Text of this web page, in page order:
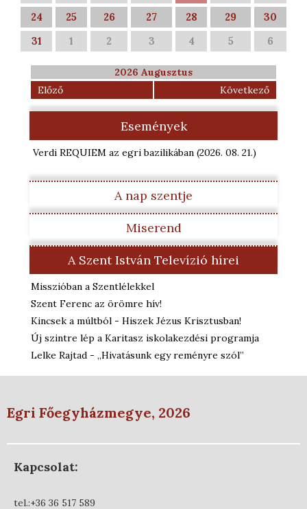
24
25 26 27 28 29
30
31
1 2 3 4 5 6
2026 Augusztus
Előző
Következő
Események
Verdi REQUIEM az egri bazilikában (2026. 08. 21.)
A nap szentje
Miserend
A Szent István Televízió hírei
Misszióban a Szentlélekkel
Szent Ferenc az örömre hív!
Kincsek a múltból - Hiszek Jézus Krisztusban!
Új szintre lép a Karitasz iskolakezdési programja
Lelke Rajtad - „Hivatásunk egy reményre szól”
Egri Főegyházmegye, 2026
Kapcsolat:
tel.:+36 36 517 589